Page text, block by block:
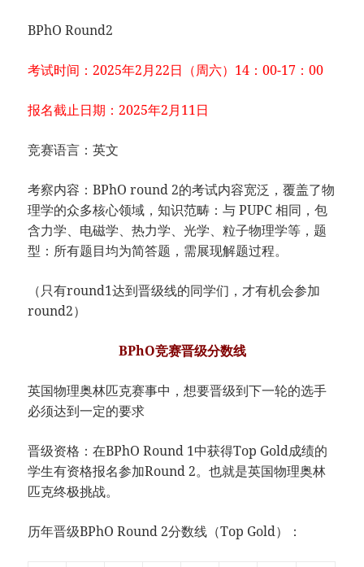
BPhO Round2
考试时间：2025年2月22日（周六）14：00-17：00
报名截止日期：2025年2月11日
竞赛语言：英文
考察内容：BPhO round 2的考试内容宽泛，覆盖了物
理学的众多核心领域，知识范畴：与 PUPC 相同，包
含力学、电磁学、热力学、光学、粒子物理学等，题
型：所有题目均为简答题，需展现解题过程。
（只有round1达到晋级线的同学们，才有机会参加
round2）
BPhO竞赛晋级分数线
英国物理奥林匹克赛事中，想要晋级到下一轮的选手
必须达到一定的要求
晋级资格：在BPhO Round 1中获得Top Gold成绩的
学生有资格报名参加Round 2。也就是英国物理奥林
匹克终极挑战。
历年晋级BPhO Round 2分数线（Top Gold）：